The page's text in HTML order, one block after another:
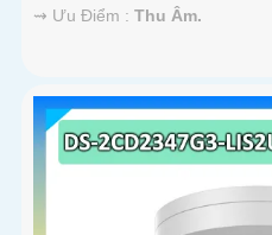
️⇝ Ưu Điểm : Thu Âm.